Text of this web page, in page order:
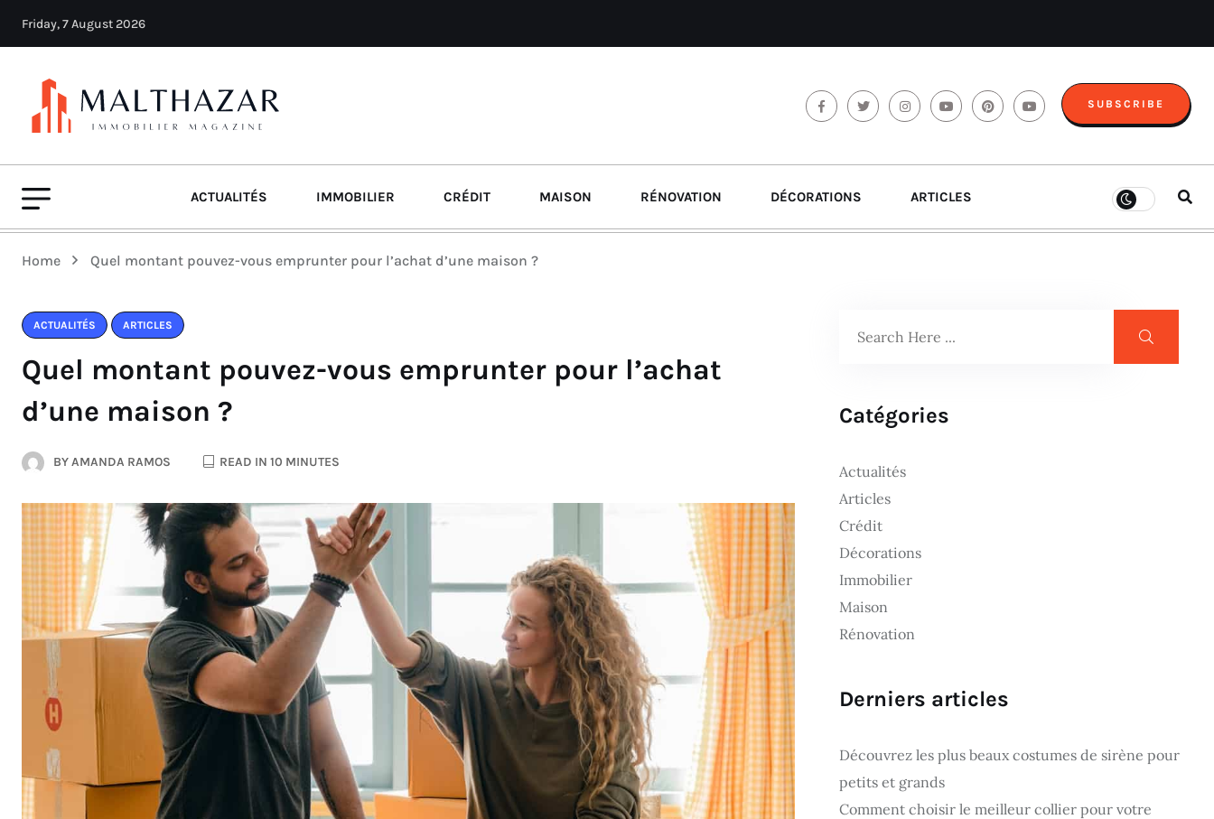
Friday, 7 August 2026
SUBSCRIBE
ACTUALITÉS IMMOBILIER CRÉDIT MAISON RÉNOVATION DÉCORATIONS ARTICLES
Home Quel montant pouvez-vous emprunter pour l’achat d’une maison ?
ACTUALITÉS ARTICLES
Quel montant pouvez-vous emprunter pour l’achat
d’une maison ?
BYAMANDA RAMOS READ IN 10 MINUTES
Catégories
Actualités
Articles
Crédit
Décorations
Immobilier
Maison
Rénovation
Derniers articles
Découvrez les plus beaux costumes de sirène pour
petits et grands
Comment choisir le meilleur collier pour votre